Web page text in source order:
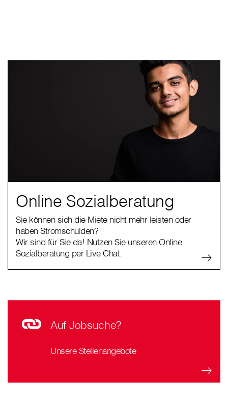
Online Sozialberatung
Sie können sich die Miete nicht mehr leisten oder
haben Stromschulden?
Wir sind für Sie da! Nutzen Sie unseren Online
Sozialberatung per Live Chat.
Auf Jobsuche?
Unsere Stellenangebote